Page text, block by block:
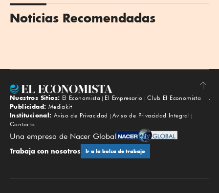
Noticias Recomendadas
Subir
Nuestros Sitios: El Economista El Empresario
Club El Economista
Publicidad: Mediakit
Institucional: Aviso de Privacidad
Aviso de Privacidad Integral
Contacto
Una empresa de Nacer Global
Trabaja con nosotros Ir a la bolsa de trabajo